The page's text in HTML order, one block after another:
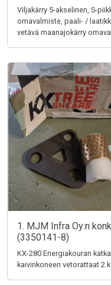
Viljakärry 5-akselinen, S-
omavalmiste, paali- /
vetävä maanajokärry
1. MJM Infra Oy:n
(3350141-8)
KX-280 Energiakouran
kaivinkoneen vetorattaat 2